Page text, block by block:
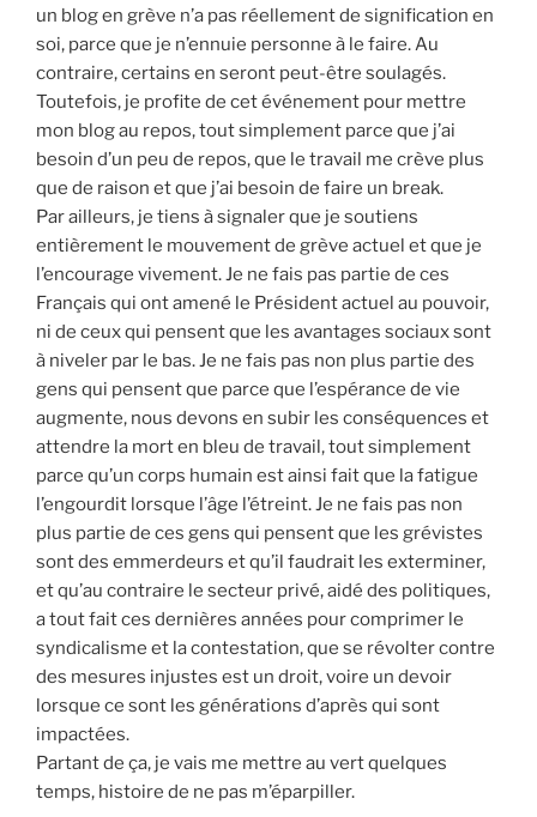
un blog en grève n’a pas réellement de signification en
soi, parce que je n’ennuie personne à le faire. Au
contraire, certains en seront peut-être soulagés.
Toutefois, je profite de cet événement pour mettre
mon blog au repos, tout simplement parce que j’ai
besoin d’un peu de repos, que le travail me crève plus
que de raison et que j’ai besoin de faire un break.
Par ailleurs, je tiens à signaler que je soutiens
entièrement le mouvement de grève actuel et que je
l’encourage vivement. Je ne fais pas partie de ces
Français qui ont amené le Président actuel au pouvoir,
ni de ceux qui pensent que les avantages sociaux sont
à niveler par le bas. Je ne fais pas non plus partie des
gens qui pensent que parce que l’espérance de vie
augmente, nous devons en subir les conséquences et
attendre la mort en bleu de travail, tout simplement
parce qu’un corps humain est ainsi fait que la fatigue
l’engourdit lorsque l’âge l’étreint. Je ne fais pas non
plus partie de ces gens qui pensent que les grévistes
sont des emmerdeurs et qu’il faudrait les exterminer,
et qu’au contraire le secteur privé, aidé des politiques,
a tout fait ces dernières années pour comprimer le
syndicalisme et la contestation, que se révolter contre
des mesures injustes est un droit, voire un devoir
lorsque ce sont les générations d’après qui sont
impactées.
Partant de ça, je vais me mettre au vert quelques
temps, histoire de ne pas m’éparpiller.